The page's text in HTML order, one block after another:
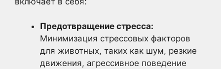
Предотвращение стресса:
Минимизация стрессовых факторов
для животных, таких как шум, резкие
движения, агрессивное поведение